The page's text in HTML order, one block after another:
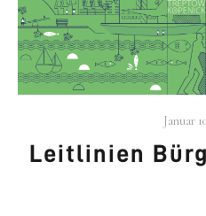
Januar
Leit­li­ni­en